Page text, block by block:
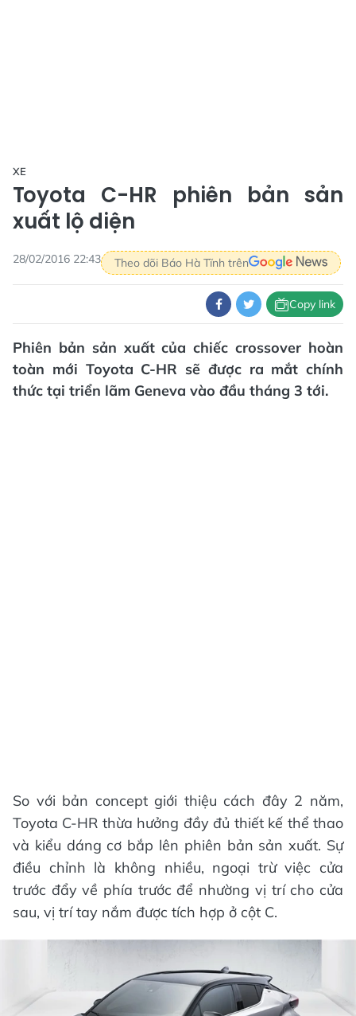
XE
Toyota C-HR phiên bản sản
xuất lộ diện
28/02/2016 22:43 Theo dõi Báo Hà Tĩnh trên
Copy link
Phiên bản sản xuất của chiếc crossover hoàn
toàn mới Toyota C-HR sẽ được ra mắt chính
thức tại triển lãm Geneva vào đầu tháng 3 tới.
So với bản concept giới thiệu cách đây 2 năm,
Toyota C-HR thừa hưởng đầy đủ thiết kế thể thao
và kiểu dáng cơ bắp lên phiên bản sản xuất. Sự
điều chỉnh là không nhiều, ngoại trừ việc cửa
trước đẩy về phía trước để nhường vị trí cho cửa
sau, vị trí tay nắm được tích hợp ở cột C.